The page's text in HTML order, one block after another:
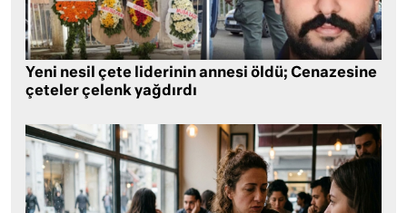
Yeni nesil çete liderinin annesi öldü; Cenazesine
çeteler çelenk yağdırdı